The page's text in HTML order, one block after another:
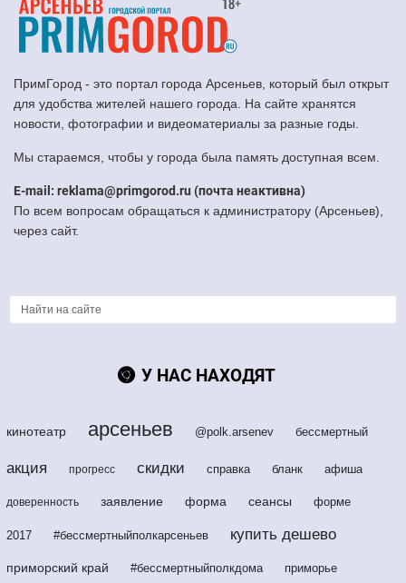
ПримГород - это портал города Арсеньев, который был открыт
для удобства жителей нашего города. На сайте хранятся
новости, фотографии и видеоматериалы за разные годы.
Мы стараемся, чтобы у города была память доступная всем.
E-mail: reklama@primgorod.ru (почта неактивна)
По всем вопросам обращаться к администратору (Арсеньев),
через сайт.
У НАС НАХОДЯТ
кинотеатр арсеньев @polk.arsenev бессмертный
акция прогресс скидки справка бланк афиша
доверенность заявление форма сеансы форме
2017 #бессмертныйполкарсеньев купить дешево
приморский край #бессмертныйполкдома приморье